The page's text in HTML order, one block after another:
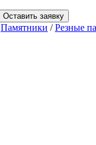
Оставить заявку
Памятники /Резные